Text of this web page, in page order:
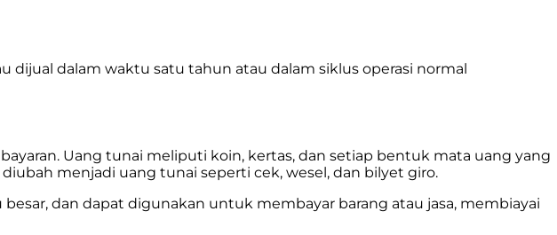
dijual dalam waktu satu tahun atau dalam siklus operasi normal
Uang tunai meliputi koin, kertas, dan setiap bentuk mata uang yang
menjadi uang tunai seperti cek, wesel, dan bilyet giro.
dan dapat digunakan untuk membayar barang atau jasa, membiayai